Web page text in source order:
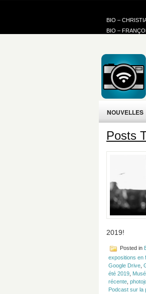
BIO –
BIO –
NOUVELLES
Posts
2019!
Posted in
expositions en
Google Drive
été 2019
récente
Podcast sur la